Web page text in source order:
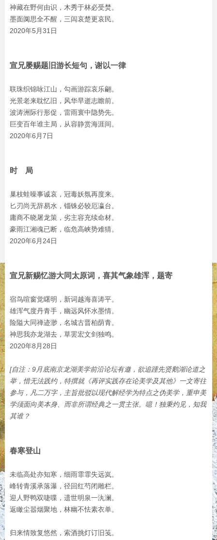
神藏在野何由识，木秀于林必受焚。
墨面阒思全不醒，三闾哀楚更哀民。
2020年5月31日
宣兄屡赐题旧游长短句，谢以一律
联珠织锦咏江山，勾画游踪哀乐翩。
光景老来耽忆旧，风华早逝志瞻前。
波涛洲际行形促，雷雨寰中隐势先。
巨变百年谁主局，从容静赏海涯间。
2020年6月7日
时 局
巢枝蛙噪事诚哀，冠毒妖氛再度来。
匕刃尚无辞易水，锱铢必较厄瀛台。
庸商不晓屠龙策，劣主容充续命材。
豪雨江湘魂已断，临危高峡势难猜。
2020年6月24日
宣兄新赐忆游大同太原词，喜其气象雄浑，题寄
宿鸟喧窗觉曙明，新词越海喜涛平。
雄浑气度丹青手，幽远风怀水墨情。
险隘大同禅迹渺，名城古晋柏荫青。
神思我亦龙湖去，草罢宏文剑独鸣。
2020年8月28日
[自注：9月底南京龙湖美学前沿论坛有邀，欲追踵先贤鹅湖论道之
举，惜无法践约，特撰就《再评实践存在论美学及其他》一文寄往
参与，凡二万字，主旨批驳以现代解经学为特点之伪美学，重申美
学须面向美本身、而非所谓经典之一贯主张。噫！独秉灼见，知我
其谁？
春寒登山
未临高处亦知寒，细雨霏霏失远岚。
峰转青溪承落瀑，径回红芍闭雕栏。
迎人野鸭双啑喋，遗世明泉一汍澜。
返瞰尘嚣烟聚地，林幽不怯素衣单。
归来情致复悠然，索酒挑灯订旧笺。